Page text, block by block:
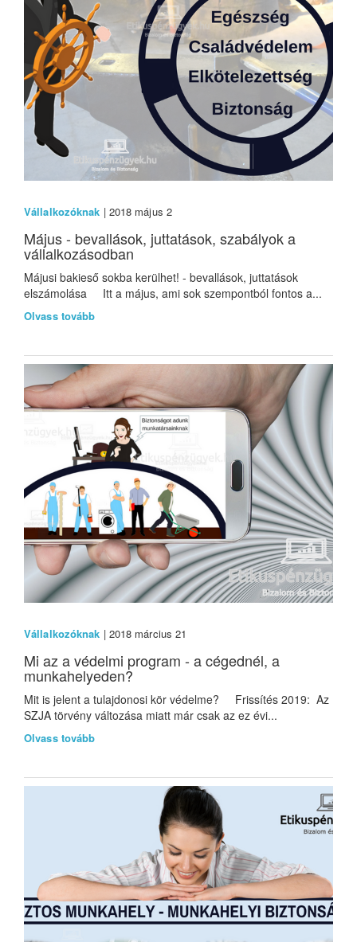
Vállalkozóknak | 2018 május 2
Május - bevallások, juttatások, szabályok a
vállalkozásodban
Májusi bakieső sokba kerülhet! - bevallások, juttatások
elszámolása Itt a május, ami sok szempontból fontos a...
Olvass tovább
Vállalkozóknak | 2018 március 21
Mi az a védelmi program - a cégednél, a
munkahelyeden?
Mit is jelent a tulajdonosi kör védelme? Frissítés 2019: Az
SZJA törvény változása miatt már csak az ez évi...
Olvass tovább